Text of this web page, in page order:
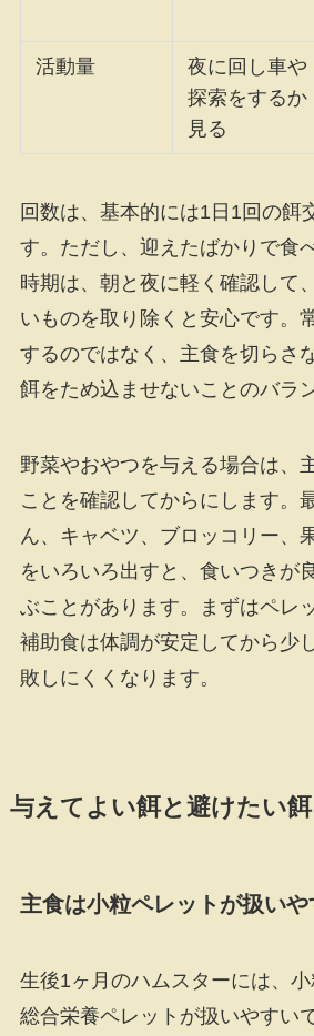
活動量
夜に回し車や
探索をするか
見る
回数は、基本的には1日1回の餌
す。ただし、迎えたばかりで食
時期は、朝と夜に軽く確認して
いものを取り除くと安心です。
するのではなく、主食を切らさ
餌をため込ませないことのバラ
野菜やおやつを与える場合は、
ことを確認してからにします。
ん、キャベツ、ブロッコリー、
をいろいろ出すと、食いつきが
ぶことがあります。まずはペレ
補助食は体調が安定してから少
敗しにくくなります。
与えてよい餌と避けたい餌
主食は小粒ペレットが扱いや
生後1ヶ月のハムスターには、
総合栄養ペレットが扱いやすい